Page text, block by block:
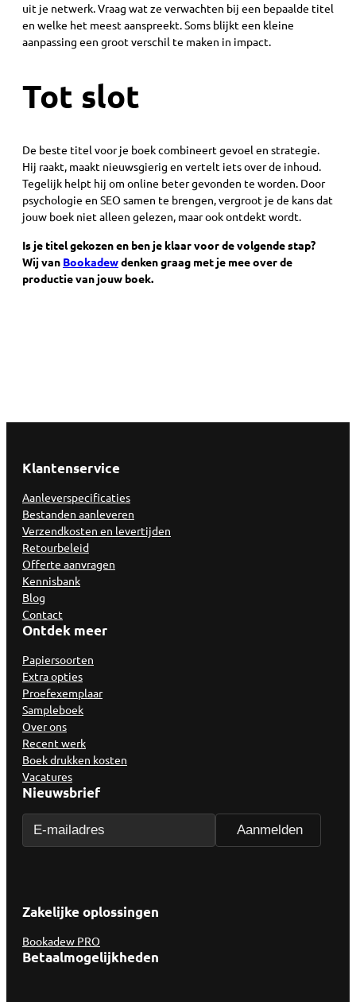
uit je netwerk. Vraag wat ze verwachten bij een bepaalde titel
en welke het meest aanspreekt. Soms blijkt een kleine
aanpassing een groot verschil te maken in impact.
Tot slot
De beste titel voor je boek combineert gevoel en strategie.
Hij raakt, maakt nieuwsgierig en vertelt iets over de inhoud.
Tegelijk helpt hij om online beter gevonden te worden. Door
psychologie en SEO samen te brengen, vergroot je de kans dat
jouw boek niet alleen gelezen, maar ook ontdekt wordt.
Is je titel gekozen en ben je klaar voor de volgende stap?
Wij van Bookadewdenken graag met je mee over de
productie van jouw boek.
Klantenservice
Aanleverspecificaties
Bestanden aanleveren
Verzendkosten en levertijden
Retourbeleid
Offerte aanvragen
Kennisbank
Blog
Contact
Ontdek meer
Papiersoorten
Extra opties
Proefexemplaar
Sampleboek
Over ons
Recent werk
Boek drukken kosten
Vacatures
Nieuwsbrief
Zakelijke oplossingen
Bookadew PRO
Betaalmogelijkheden